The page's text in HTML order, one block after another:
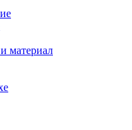
материал